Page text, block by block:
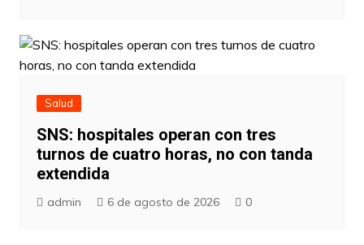
Salud
SNS: hospitales operan con tres
turnos de cuatro horas, no con tanda
extendida
admin 6 de agosto de 2026 0